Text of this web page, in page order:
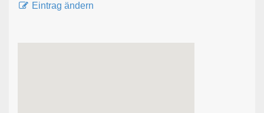
Eintrag ändern